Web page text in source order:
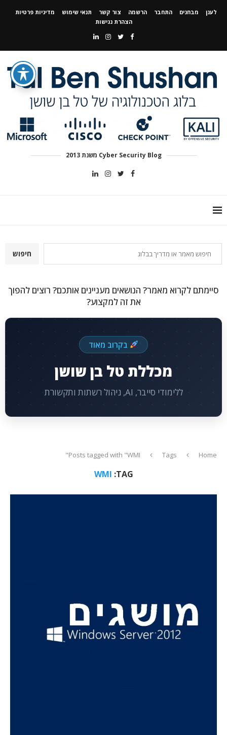
לענן מבחנים התחבר הרשמה צור קשר תנאי שימוש
מדיניות פרטיות
הצהרת נגישות
Cyber Security Blog משנת 2013
חיפוש
סיימתם לקרוא מאמר? הנושאים מעניינים אותכם? רוצים להפוך
את זה למקצוע?
בקרוב מאוד
מכללת טל בן שושן
ללימודי סייבר, AI, ניהול רשתות ותקשורת
Home
Tags
Posts tagged with "WMI"
TAG:
WMI